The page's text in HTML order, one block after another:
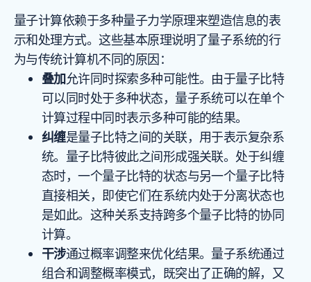
量子计算依赖于多种量子力学原理来塑造信息的表
示和处理方式。这些基本原理说明了量子系统的行
为与传统计算机不同的原因：
叠加允许同时探索多种可能性。由于量子比特
可以同时处于多种状态，量子系统可以在单个
计算过程中同时表示多种可能的结果。
纠缠是量子比特之间的关联，用于表示复杂系
统。量子比特彼此之间形成强关联。处于纠缠
态时，一个量子比特的状态与另一个量子比特
直接相关，即使它们在系统内处于分离状态也
是如此。这种关系支持跨多个量子比特的协同
计算。
干涉通过概率调整来优化结果。量子系统通过
组合和调整概率模式，既突出了正确的解，又